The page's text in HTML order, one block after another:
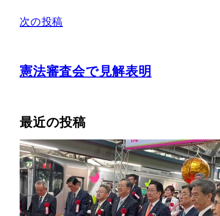
次の投稿
憲法審査会で見解表明
最近の投稿